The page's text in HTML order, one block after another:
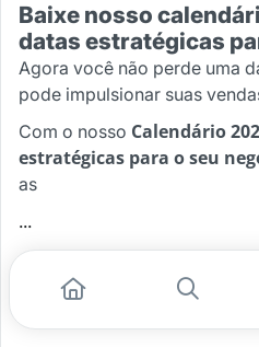
Baixe nosso
datas estratégicas
Agora você não perde uma
pode impulsionar suas
Com o nosso Calendário
estratégicas para o seu
as
...